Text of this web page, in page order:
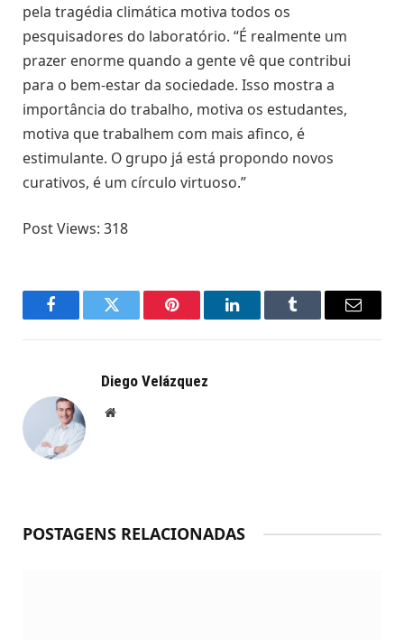
pela tragédia climática motiva todos os
pesquisadores do laboratório. “É realmente um
prazer enorme quando a gente vê que contribui
para o bem-estar da sociedade. Isso mostra a
importância do trabalho, motiva os estudantes,
motiva que trabalhem com mais afinco, é
estimulante. O grupo já está propondo novos
curativos, é um círculo virtuoso.”
Post Views: 318
FacebookTwitter Pinterest LinkedInTumblr Email
Diego Velázquez
Website
POSTAGENS RELACIONADAS